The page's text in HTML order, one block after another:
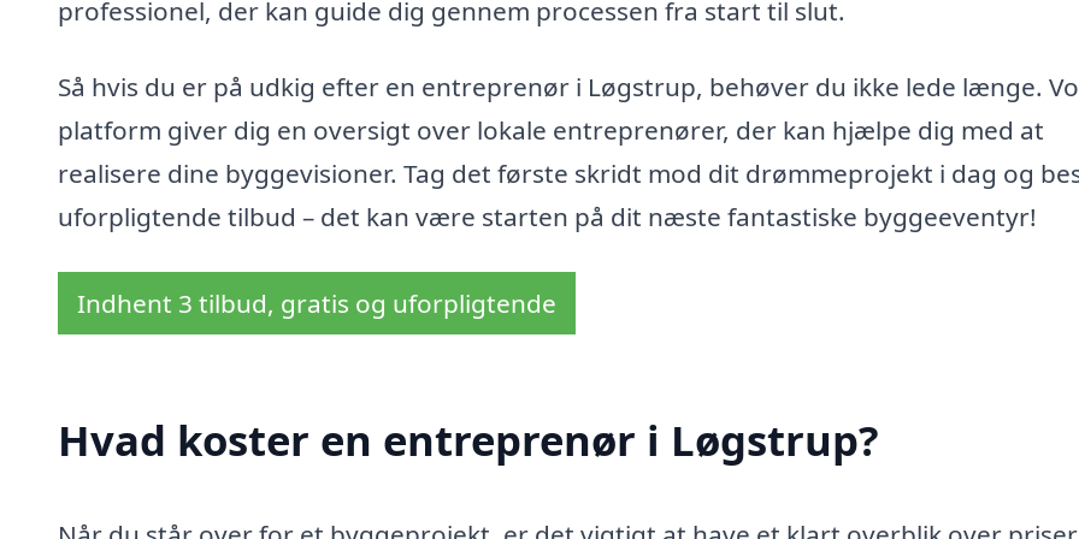
professionel, der kan guide dig gennem processen fra start til slut.
Så hvis du er på udkig efter en entreprenør i Løgstrup, behøver du ikke lede længe.
platform giver dig en oversigt over lokale entreprenører, der kan hjælpe dig med at
realisere dine byggevisioner. Tag det første skridt mod dit drømmeprojekt i dag og
uforpligtende tilbud – det kan være starten på dit næste fantastiske byggeeventyr!
Indhent 3 tilbud, gratis og uforpligtende
Hvad koster en entreprenør i Løgstrup?